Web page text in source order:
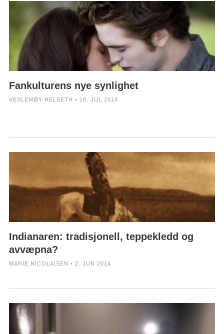
Fankulturens nye synlighet
VESLEMØY HELSETH • 16. JUL 2014
Indianaren: tradisjonell, teppekledd og
avvæpna?
MARIE NICOLAISEN • 2. JUN 2014